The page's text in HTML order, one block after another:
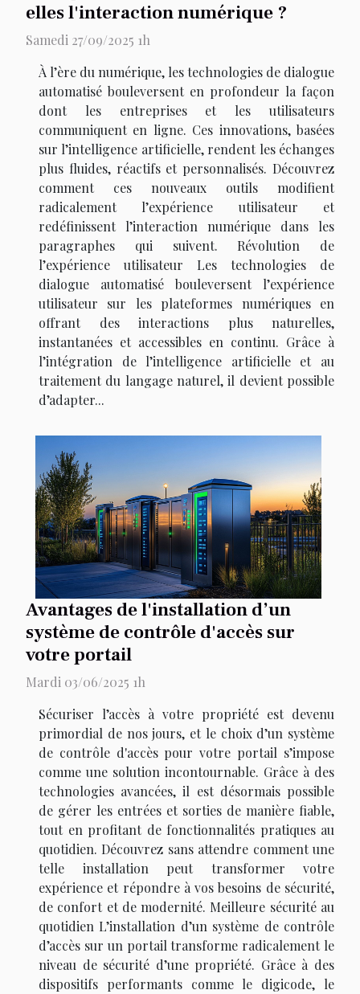
elles l'interaction numérique ?
Samedi 27/09/2025 1h
À l’ère du numérique, les technologies de dialogue
automatisé bouleversent en profondeur la façon
dont les entreprises et les utilisateurs
communiquent en ligne. Ces innovations, basées
sur l’intelligence artificielle, rendent les échanges
plus fluides, réactifs et personnalisés. Découvrez
comment ces nouveaux outils modifient
radicalement l’expérience utilisateur et
redéfinissent l’interaction numérique dans les
paragraphes qui suivent. Révolution de
l’expérience utilisateur Les technologies de
dialogue automatisé bouleversent l’expérience
utilisateur sur les plateformes numériques en
offrant des interactions plus naturelles,
instantanées et accessibles en continu. Grâce à
l’intégration de l’intelligence artificielle et au
traitement du langage naturel, il devient possible
d’adapter...
Avantages de l'installation d’un
système de contrôle d'accès sur
votre portail
Mardi 03/06/2025 1h
Sécuriser l’accès à votre propriété est devenu
primordial de nos jours, et le choix d’un système
de contrôle d'accès pour votre portail s’impose
comme une solution incontournable. Grâce à des
technologies avancées, il est désormais possible
de gérer les entrées et sorties de manière fiable,
tout en profitant de fonctionnalités pratiques au
quotidien. Découvrez sans attendre comment une
telle installation peut transformer votre
expérience et répondre à vos besoins de sécurité,
de confort et de modernité. Meilleure sécurité au
quotidien L’installation d’un système de contrôle
d’accès sur un portail transforme radicalement le
niveau de sécurité d’une propriété. Grâce à des
dispositifs performants comme le digicode, le